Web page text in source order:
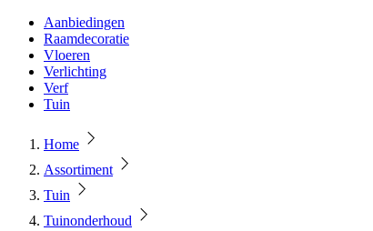
Aanbiedingen
Raamdecoratie
Vloeren
Verlichting
Verf
Tuin
Home
Assortiment
Tuin
Tuinonderhoud